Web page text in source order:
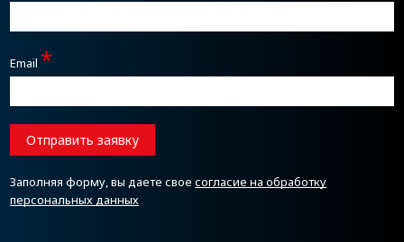
Email *
Отправить заявку
Заполняя форму, вы даете своесогласие на обработку
персональных данных